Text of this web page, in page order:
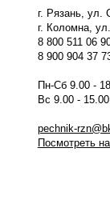
г. Рязань, ул.
г. Коломна,
8 800 511 06
8 900 904 37
Пн-Сб 9.00 -
Вс 9.00 - 15.00
pechnik-
Посмотреть